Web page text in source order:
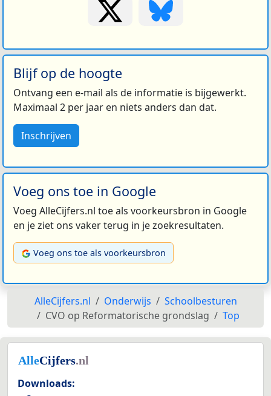
Blijf op de hoogte
Ontvang een e-mail als de informatie is bijgewerkt.
Maximaal 2 per jaar en niets anders dan dat.
Inschrijven
Voeg ons toe in Google
Voeg AlleCijfers.nl toe als voorkeursbron in Google
en je ziet ons vaker terug in je zoekresultaten.
Voeg ons toe als voorkeursbron
AlleCijfers.nl Onderwijs
Schoolbesturen
CVO op Reformatorische grondslag
Top
Downloads: